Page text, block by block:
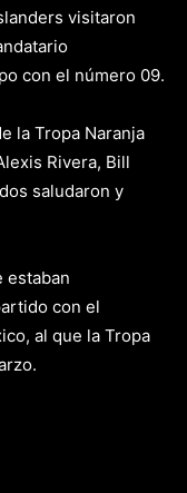
visitaron
con el número 09.
la Tropa Naranja
Rivera, Bill
saludaron y
estaban
con el
al que la Tropa